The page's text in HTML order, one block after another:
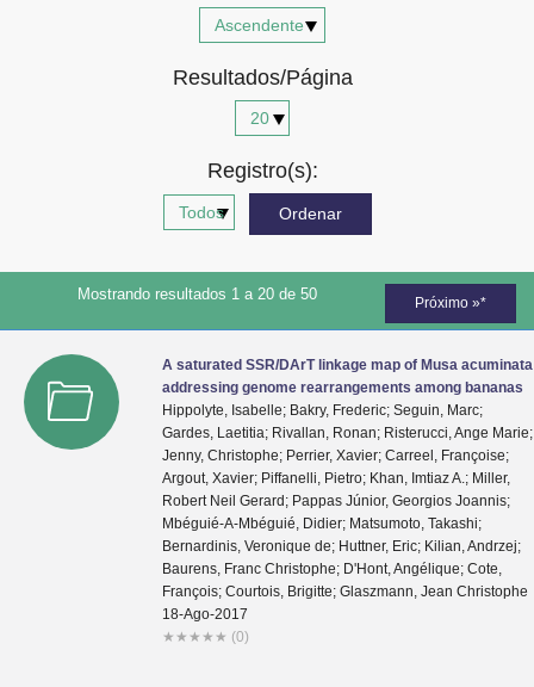
Resultados/Página
Registro(s):
Mostrando resultados 1 a 20 de 50 Próximo »*
A saturated SSR/DArT linkage map of Musa acuminata
addressing genome rearrangements among bananas
Hippolyte, Isabelle; Bakry, Frederic; Seguin, Marc;
Gardes, Laetitia; Rivallan, Ronan; Risterucci, Ange Marie;
Jenny, Christophe; Perrier, Xavier; Carreel, Françoise;
Argout, Xavier; Piffanelli, Pietro; Khan, Imtiaz A.; Miller,
Robert Neil Gerard; Pappas Júnior, Georgios Joannis;
Mbéguié-A-Mbéguié, Didier; Matsumoto, Takashi;
Bernardinis, Veronique de; Huttner, Eric; Kilian, Andrzej;
Baurens, Franc Christophe; D'Hont, Angélique; Cote,
François; Courtois, Brigitte; Glaszmann, Jean Christophe
18-Ago-2017
★ ★ ★ ★ ★ (0)